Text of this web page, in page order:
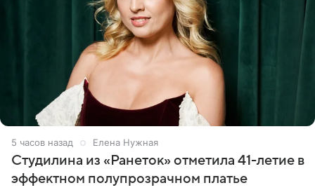
5 часов назад Елена Нужная
Студилина из «Ранеток» отметила 41-летие в
эффектном полупрозрачном платье